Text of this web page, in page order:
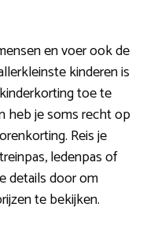
en voer ook de
kinderen is
toe te
heb je soms recht op
Reis je
ledenpas of
details door om
te bekijken.